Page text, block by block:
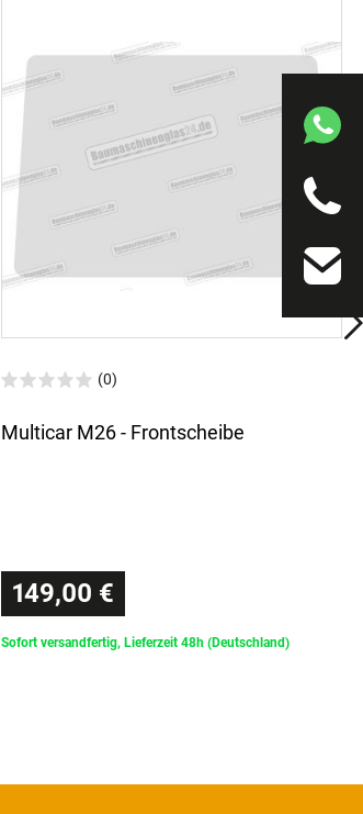
(0)
Multicar M26 - Frontscheibe
149,00 €
Sofort versandfertig, Lieferzeit 48h (Deutschland)